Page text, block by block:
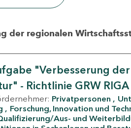
der regionalen
"Verbesserung
- Richtlinie GRW RIGA
Privatpersonen
Forschung, Innovation und
Aus- und